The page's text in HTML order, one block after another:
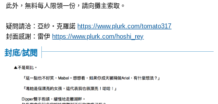
此外，無料每人限領一份，請向攤主索取。
疑問請洽：亞紗・克羅諾 https://www.plurk.com/tomato317
封面感謝：雷伊 https://www.plurk.com/hoshi_rey
封底/試閱